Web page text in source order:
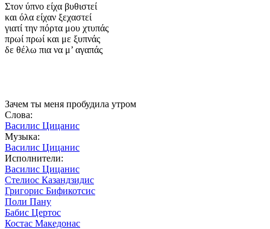
Στον ύπνο είχα βυθιστεί
και όλα είχαν ξεχαστεί
γιατί την πόρτα μου χτυπάς
πρωί πρωί και με ξυπνάς
δε θέλω πια να μ’ αγαπάς
Зачем ты меня пробудила утром
Слова:
Василис Цицанис
Музыка:
Василис Цицанис
Исполнители:
Василис Цицанис
Стелиос Казандзидис
Григорис Бификотсис
Поли Пану
Бабис Цертос
Костас Македонас